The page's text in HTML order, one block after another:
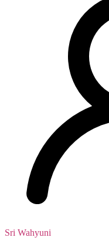
Sri Wahyuni